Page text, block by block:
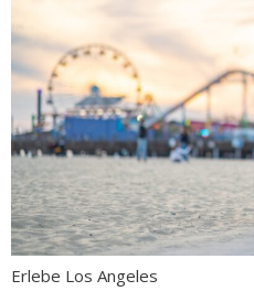
Erlebe Los Angeles